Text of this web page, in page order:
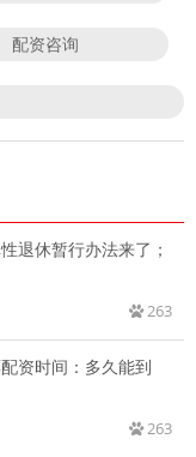
配资咨询
退休暂行办法来了；
263
资时间：多久能到
263